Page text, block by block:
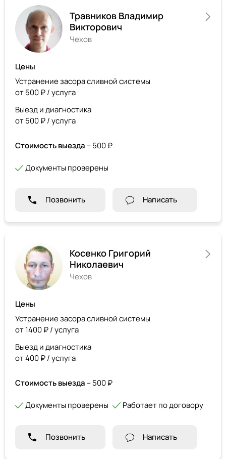
Травников Владимир
Викторович
Чехов
Цены
Устранение засора сливной системы
от 500 ₽ / услуга
Выезд и диагностика
от 500 ₽ / услуга
Стоимость выезда – 500 ₽
Документы проверены
Позвонить Написать
Косенко Григорий
Николаевич
Чехов
Цены
Устранение засора сливной системы
от 1400 ₽ / услуга
Выезд и диагностика
от 400 ₽ / услуга
Стоимость выезда – 500 ₽
Документы проверены Работает по договору
Позвонить Написать